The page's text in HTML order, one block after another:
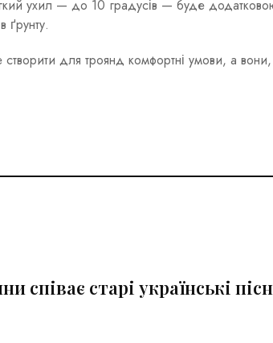
ухил — до 10 градусів — буде
ґрунту.
для троянд комфортні умови, а вони,
співає старі українські